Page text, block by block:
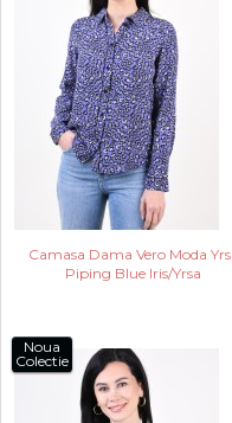
Camasa Dama Vero Moda
Piping Blue Iris/Yrsa
Noua
Colectie